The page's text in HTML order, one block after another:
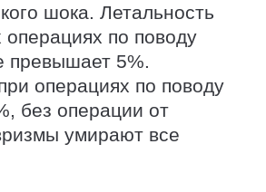
шока. Летальность
по поводу
превышает 5%.
операциях по поводу
без операции от
умирают все